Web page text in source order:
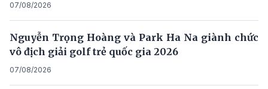
07/08/2026
Nguyễn Trọng Hoàng và Park Ha Na giành chức
vô địch giải golf trẻ quốc gia 2026
07/08/2026